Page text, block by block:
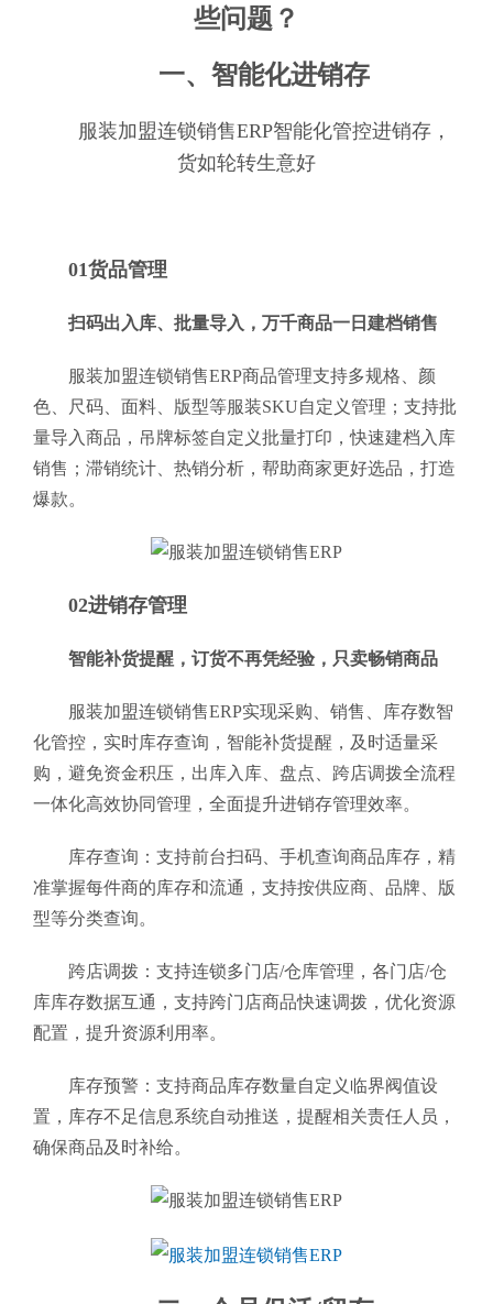
些问题？
一、智能化进销存
服装加盟连锁销售ERP智能化管控进销存，
货如轮转生意好
01货品管理
扫码出入库、批量导入，万千商品一日建档销售
服装加盟连锁销售ERP商品管理支持多规格、颜
色、尺码、面料、版型等服装SKU自定义管理；支持批
量导入商品，吊牌标签自定义批量打印，快速建档入库
销售；滞销统计、热销分析，帮助商家更好选品，打造
爆款。
02进销存管理
智能补货提醒，订货不再凭经验，只卖畅销商品
服装加盟连锁销售ERP实现采购、销售、库存数智
化管控，实时库存查询，智能补货提醒，及时适量采
购，避免资金积压，出库入库、盘点、跨店调拨全流程
一体化高效协同管理，全面提升进销存管理效率。
库存查询：支持前台扫码、手机查询商品库存，精
准掌握每件商的库存和流通，支持按供应商、品牌、版
型等分类查询。
跨店调拨：支持连锁多门店/仓库管理，各门店/仓
库库存数据互通，支持跨门店商品快速调拨，优化资源
配置，提升资源利用率。
库存预警：支持商品库存数量自定义临界阀值设
置，库存不足信息系统自动推送，提醒相关责任人员，
确保商品及时补给。